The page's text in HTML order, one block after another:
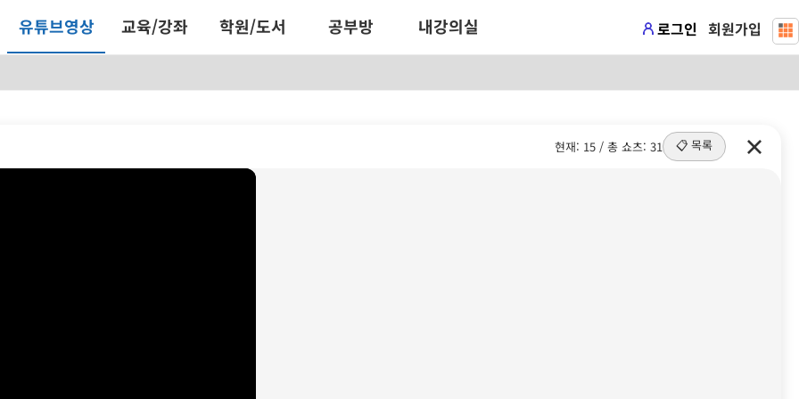
유튜브영상 교육/강좌 학원/도서 공부방 내강의실 로그인 회원가입
현재: 15 / 총 쇼츠: 31 📋 목록